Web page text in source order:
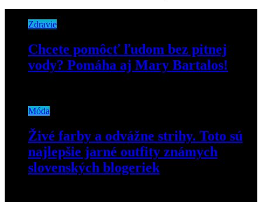
Zdravie
Chcete pomôcť ľudom bez pitnej
vody? Pomáha aj Mary Bartalos!
Móda
Živé farby a odvážne strihy. Toto sú
najlepšie jarné outfity známych
slovenských blogeriek